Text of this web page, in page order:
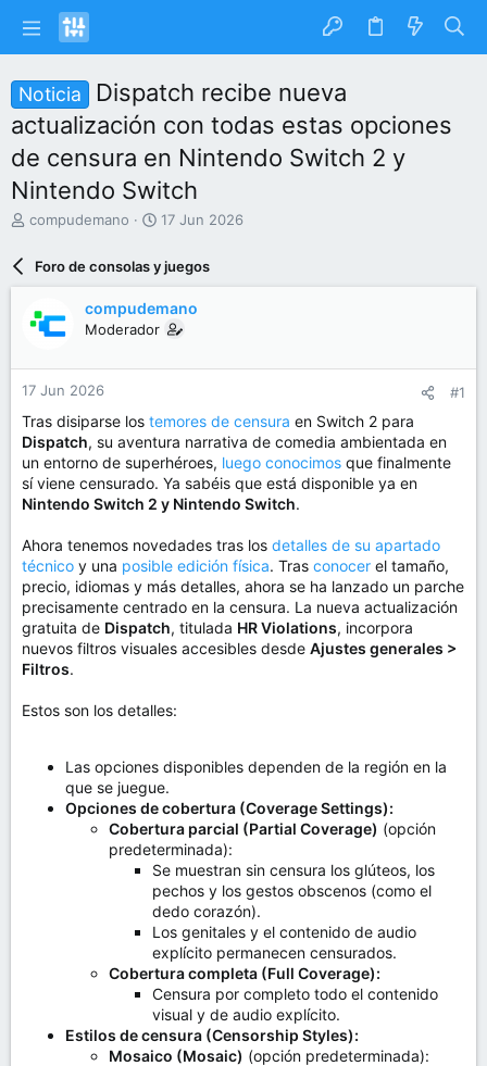
Noticia
Dispatch recibe nueva
actualización con todas estas opciones
de censura en Nintendo Switch 2 y
Nintendo Switch
I
a
r
d
e
l
t
e
m
a
compudemano
F
c
h
d
e
n
o
17 Jun 2026
Foro de consolas y juegos
compudemano
Moderador
17 Jun 2026 #1
Tras disiparse los temores de censura en Switch 2 para
Dispatch, su aventura narrativa de comedia ambientada en
un entorno de superhéroes, luego conocimos que finalmente
sí viene censurado. Ya sabéis que está disponible ya en
Nintendo Switch 2 y Nintendo Switch.
Ahora tenemos novedades tras los detalles de su apartado
técnico y una posible edición física. Tras conocer el tamaño,
precio, idiomas y más detalles, ahora se ha lanzado un parche
precisamente centrado en la censura. La nueva actualización
gratuita de Dispatch, titulada HR Violations, incorpora
nuevos filtros visuales accesibles desde Ajustes generales >
Filtros.
Estos son los detalles:
Las opciones disponibles dependen de la región en la
que se juegue.
Opciones de cobertura (Coverage Settings):
Cobertura parcial (Partial Coverage) (opción
predeterminada):
Se muestran sin censura los glúteos, los
pechos y los gestos obscenos (como el
dedo corazón).
Los genitales y el contenido de audio
explícito permanecen censurados.
Cobertura completa (Full Coverage):
Censura por completo todo el contenido
visual y de audio explícito.
Estilos de censura (Censorship Styles):
Mosaico (Mosaic) (opción predeterminada):